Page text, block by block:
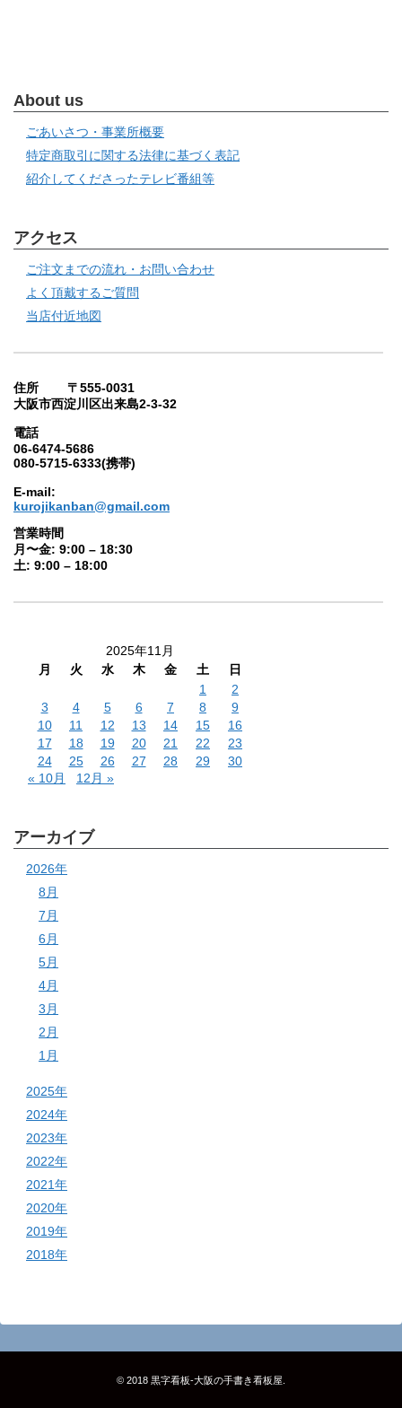
About us
ごあいさつ・事業所概要
特定商取引に関する法律に基づく表記
紹介してくださったテレビ番組等
アクセス
ご注文までの流れ・お問い合わせ
よく頂戴するご質問
当店付近地図
住所 〒555-0031
大阪市西淀川区出来島2-3-32
電話
06-6474-5686
080-5715-6333(携帯)
E-mail:
kurojikanban@gmail.com
営業時間
月〜金: 9:00 – 18:30
土: 9:00 – 18:00
2025年11月
月
火 水 木 金 土
日
1
2
3
4 5 6 7 8
9
10
11 12 13 14 15
16
17
18 19 20 21 22
23
24
25 26 27 28 29
30
« 10月
12月 »
アーカイブ
2026年
8月
7月
6月
5月
4月
3月
2月
1月
2025年
2024年
2023年
2022年
2021年
2020年
2019年
2018年
© 2018 黒字看板‐大阪の手書き看板屋